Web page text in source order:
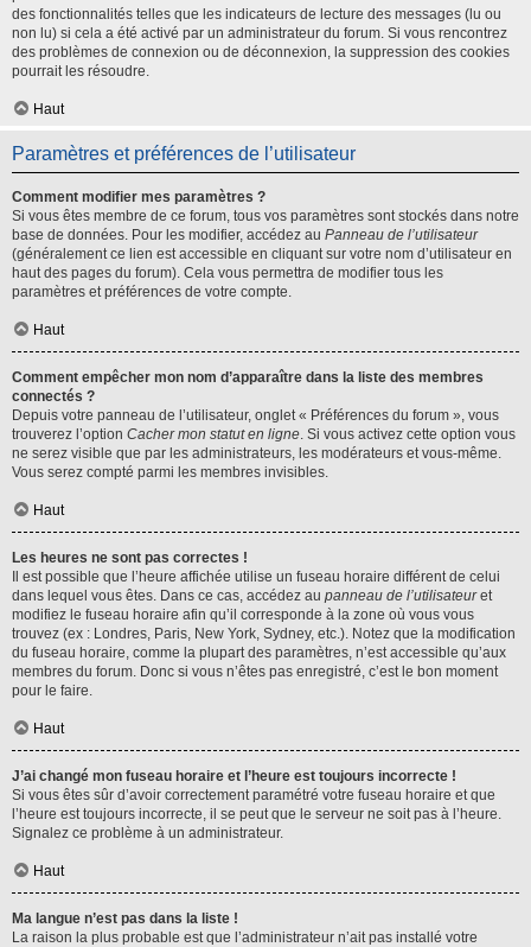
des fonctionnalités telles que les indicateurs de lecture des messages (lu ou
non lu) si cela a été activé par un administrateur du forum. Si vous rencontrez
des problèmes de connexion ou de déconnexion, la suppression des cookies
pourrait les résoudre.
Haut
Paramètres et préférences de l’utilisateur
Comment modifier mes paramètres ?
Si vous êtes membre de ce forum, tous vos paramètres sont stockés dans notre
base de données. Pour les modifier, accédez au Panneau de l’utilisateur
(généralement ce lien est accessible en cliquant sur votre nom d’utilisateur en
haut des pages du forum). Cela vous permettra de modifier tous les
paramètres et préférences de votre compte.
Haut
Comment empêcher mon nom d’apparaître dans la liste des membres
connectés ?
Depuis votre panneau de l’utilisateur, onglet « Préférences du forum », vous
trouverez l’option Cacher mon statut en ligne. Si vous activez cette option vous
ne serez visible que par les administrateurs, les modérateurs et vous-même.
Vous serez compté parmi les membres invisibles.
Haut
Les heures ne sont pas correctes !
Il est possible que l’heure affichée utilise un fuseau horaire différent de celui
dans lequel vous êtes. Dans ce cas, accédez au panneau de l’utilisateuret
modifiez le fuseau horaire afin qu’il corresponde à la zone où vous vous
trouvez (ex : Londres, Paris, New York, Sydney, etc.). Notez que la modification
du fuseau horaire, comme la plupart des paramètres, n’est accessible qu’aux
membres du forum. Donc si vous n’êtes pas enregistré, c’est le bon moment
pour le faire.
Haut
J’ai changé mon fuseau horaire et l’heure est toujours incorrecte !
Si vous êtes sûr d’avoir correctement paramétré votre fuseau horaire et que
l’heure est toujours incorrecte, il se peut que le serveur ne soit pas à l’heure.
Signalez ce problème à un administrateur.
Haut
Ma langue n’est pas dans la liste !
La raison la plus probable est que l’administrateur n’ait pas installé votre